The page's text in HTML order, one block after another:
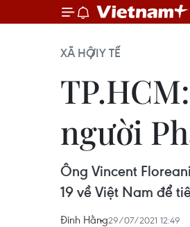
XÃ HỘIY TẾ
người
Ông Vincent
19 về Việt Nam để
Đinh Hằng29/07/2021 12:49